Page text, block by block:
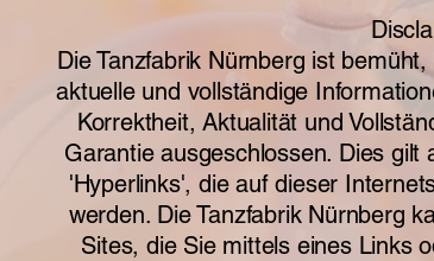
Die Tanzfabrik Nürnberg ist
aktuelle und vollständige
Korrektheit, Aktualität und
Garantie ausgeschlossen. Dies gilt
'Hyperlinks', die auf dieser
werden. Die Tanzfabrik Nürnberg
Sites, die Sie mittels eines Links